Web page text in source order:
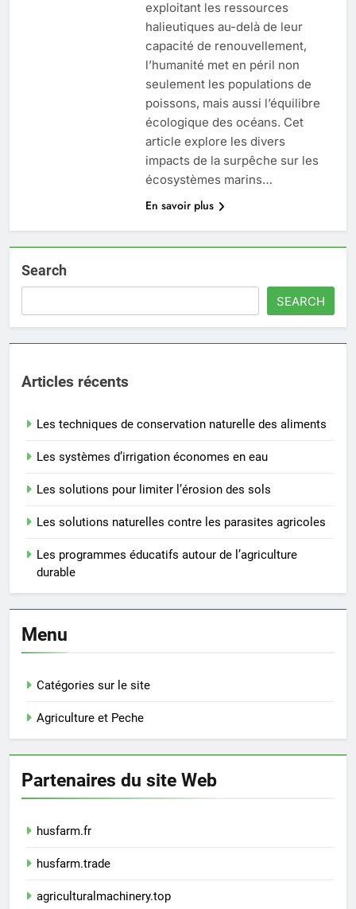
exploitant les ressources
halieutiques au-delà de leur
capacité de renouvellement,
l’humanité met en péril non
seulement les populations de
poissons, mais aussi l’équilibre
écologique des océans. Cet
article explore les divers
impacts de la surpêche sur les
écosystèmes marins…
En savoir plus
Search
SEARCH
Articles récents
Les techniques de conservation naturelle des aliments
Les systèmes d’irrigation économes en eau
Les solutions pour limiter l’érosion des sols
Les solutions naturelles contre les parasites agricoles
Les programmes éducatifs autour de l’agriculture
durable
Menu
Catégories sur le site
Agriculture et Peche
Partenaires du site Web
husfarm.fr
husfarm.trade
agriculturalmachinery.top